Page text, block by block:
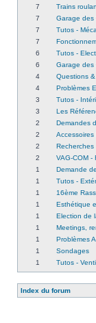
7
Trains
7
Garage des
7
Tutos -
7
6
Tutos -
6
Garage des
4
Questions
4
Problèmes
3
Tutos -
3
Les
2
Demandes
2
Accessoires
2
Recherches
2
VAG-COM -
1
Demande
1
Tutos -
1
16ème
1
Esthétique
1
Election de
1
Meetings,
1
Problèmes
1
Sondages
1
Tutos -
Index du forum